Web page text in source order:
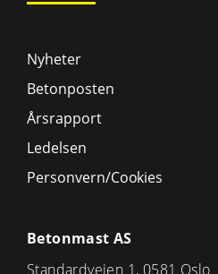
Nyheter
Betonposten
Årsrapport
Ledelsen
Personvern/Cookies
Betonmast AS
Standardveien 1, 0581 Oslo